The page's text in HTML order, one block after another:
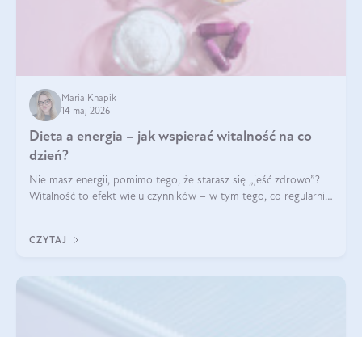
Maria Knapik
14 maj 2026
Dieta a energia – jak wspierać witalność na co
dzień?
Nie masz energii, pomimo tego, że starasz się „jeść zdrowo”?
Witalność to efekt wielu czynników – w tym tego, co regularnie
CZYTAJ